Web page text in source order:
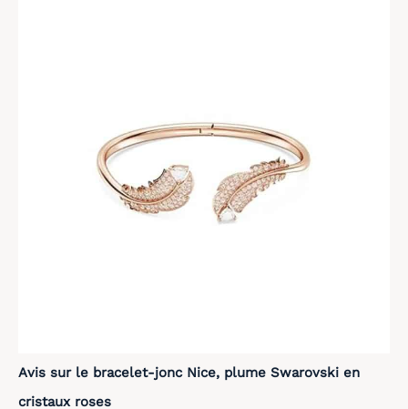
Avis sur le bracelet-jonc Nice, plume Swarovski en
cristaux roses